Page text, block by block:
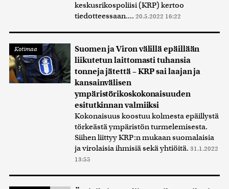
keskusrikospoliisi (KRP) kertoo
tiedotteessaan.... 20.5.2022 16:22
Kotimaa
Suomen ja Viron välillä epäillään
liikutetun laittomasti tuhansia
tonneja jätettä – KRP sai laajan ja
kansainvälisen
ympäristörikoskokonaisuuden
esitutkinnan valmiiksi
Kokonaisuus koostuu kolmesta epäillystä
törkeästä ympäristön turmelemisesta.
Siihen liittyy KRP:n mukaan suomalaisia
ja virolaisia ihmisiä sekä yhtiöitä. 31.1.2022
13:55